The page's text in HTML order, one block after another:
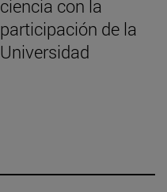
ciencia con la
participación de la
Universidad